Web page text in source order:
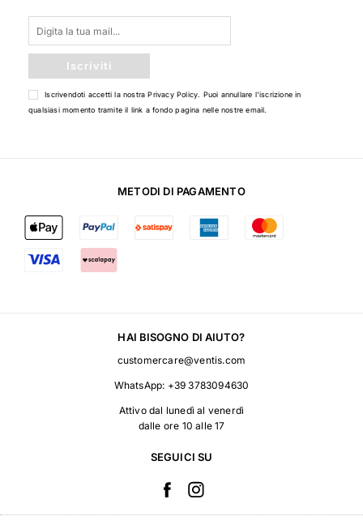
Iscriviti
Iscrivendoti accetti la nostraPrivacy Policy . Puoi annullare l'iscrizione in
qualsiasi momento tramite il link a fondo pagina nelle nostre email.
METODI DI PAGAMENTO
HAI BISOGNO DI AIUTO?
customercare@ventis.com
WhatsApp: +39 3783094630
Attivo dal lunedì al venerdì
dalle ore 10 alle 17
SEGUICI SU